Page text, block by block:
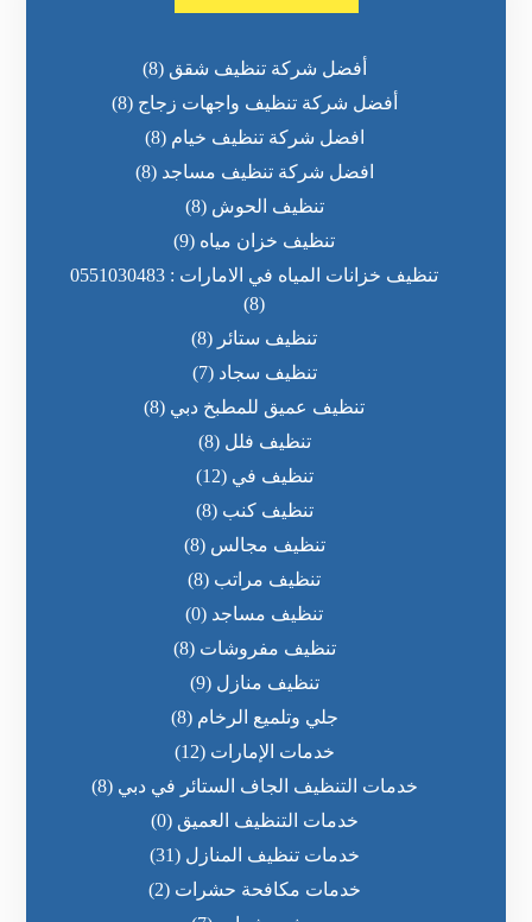
أفضل شركة تنظيف شقق (8)
أفضل شركة تنظيف واجهات زجاج (8)
افضل شركة تنظيف خيام (8)
افضل شركة تنظيف مساجد (8)
تنظيف الحوش (8)
تنظيف خزان مياه (9)
تنظيف خزانات المياه في الامارات : 0551030483
(8)
تنظيف ستائر (8)
تنظيف سجاد (7)
تنظيف عميق للمطبخ دبي (8)
تنظيف فلل (8)
تنظيف في (12)
تنظيف كنب (8)
تنظيف مجالس (8)
تنظيف مراتب (8)
تنظيف مساجد (0)
تنظيف مفروشات (8)
تنظيف منازل (9)
جلي وتلميع الرخام (8)
خدمات الإمارات (12)
خدمات التنظيف الجاف الستائر في دبي (8)
خدمات التنظيف العميق (0)
خدمات تنظيف المنازل (31)
خدمات مكافحة حشرات (2)